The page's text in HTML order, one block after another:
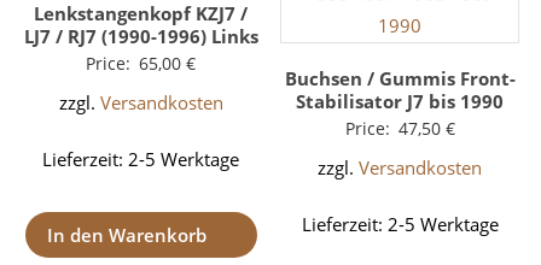
Lenkstangenkopf KZJ7 /
LJ7 / RJ7 (1990-1996) Links
Price: 65,00€
zzgl. Versandkosten
Lieferzeit:2-5 Werktage
In den Warenkorb
Buchsen / Gummis Front-
Stabilisator J7 bis 1990
Price: 47,50 €
zzgl.Versandkosten
Lieferzeit: 2-5 Werktage